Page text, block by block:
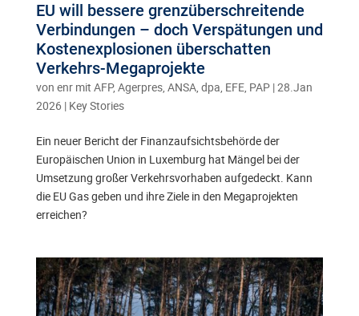
EU will bessere grenzüberschreitende
Verbindungen – doch Verspätungen und
Kostenexplosionen überschatten
Verkehrs-Megaprojekte
von enr mit AFP, Agerpres, ANSA, dpa, EFE, PAP|28.Jan
2026 | Key Stories
Ein neuer Bericht der Finanzaufsichtsbehörde der
Europäischen Union in Luxemburg hat Mängel bei der
Umsetzung großer Verkehrsvorhaben aufgedeckt. Kann
die EU Gas geben und ihre Ziele in den Megaprojekten
erreichen?